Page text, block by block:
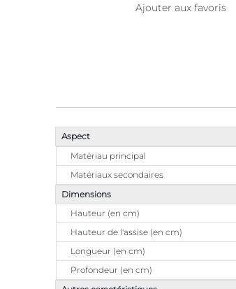
Ajouter aux favoris
Aspect
Matériau principal
Matériaux secondaires
Dimensions
Hauteur (en cm)
Hauteur de l'assise (en cm)
Longueur (en cm)
Profondeur (en cm)